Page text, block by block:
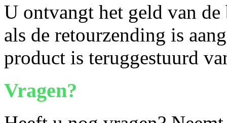
U ontvangt het geld van
als de retourzending is
product is teruggestuurd
Vragen?